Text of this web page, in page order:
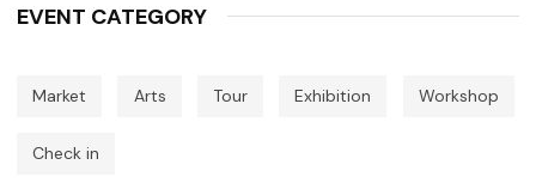
EVENT CATEGORY
Market Arts Tour Exhibition Workshop
Check in